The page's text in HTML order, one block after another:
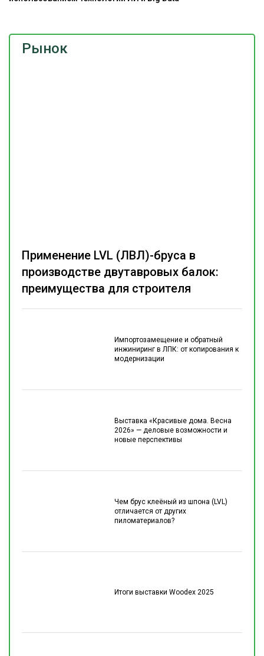
Рынок
Импортозамещение и обратный
инжиниринг в ЛПК: от копирования к
модернизации
Выставка «Красивые дома. Весна
2026» — деловые возможности и
новые перспективы
Чем брус клеёный из шпона (LVL)
отличается от других
пиломатериалов?
Итоги выставки Woodex 2025
Применение LVL (ЛВЛ)-бруса в
производстве двутавровых балок:
преимущества для строителя